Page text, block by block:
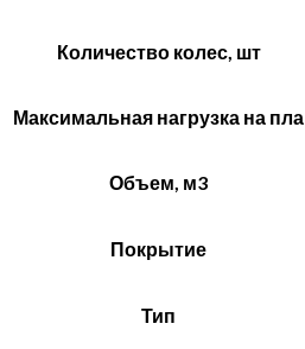
Количество колес, шт
Максимальная нагрузка на пла
Объем, м3
Покрытие
Тип